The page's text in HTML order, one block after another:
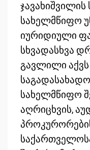
სახელმწიფო
იურიდიული
სხვადასხვა
გავლილი აქვს
სახელმწიფო
აღრიცხვის,